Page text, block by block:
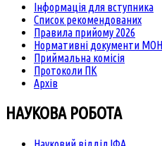
Інформація для вступника
Список рекомендованих
Правила прийому 2026
Нормативні документи МОН
Приймальна комісія
Протоколи ПК
Архів
НАУКОВА РОБОТА